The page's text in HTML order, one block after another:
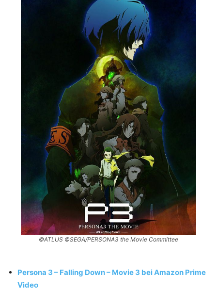
©ATLUS ©SEGA/PERSONA3 the Movie Committee
Persona 3 – Falling Down – Movie 3 bei Amazon Prime
Video